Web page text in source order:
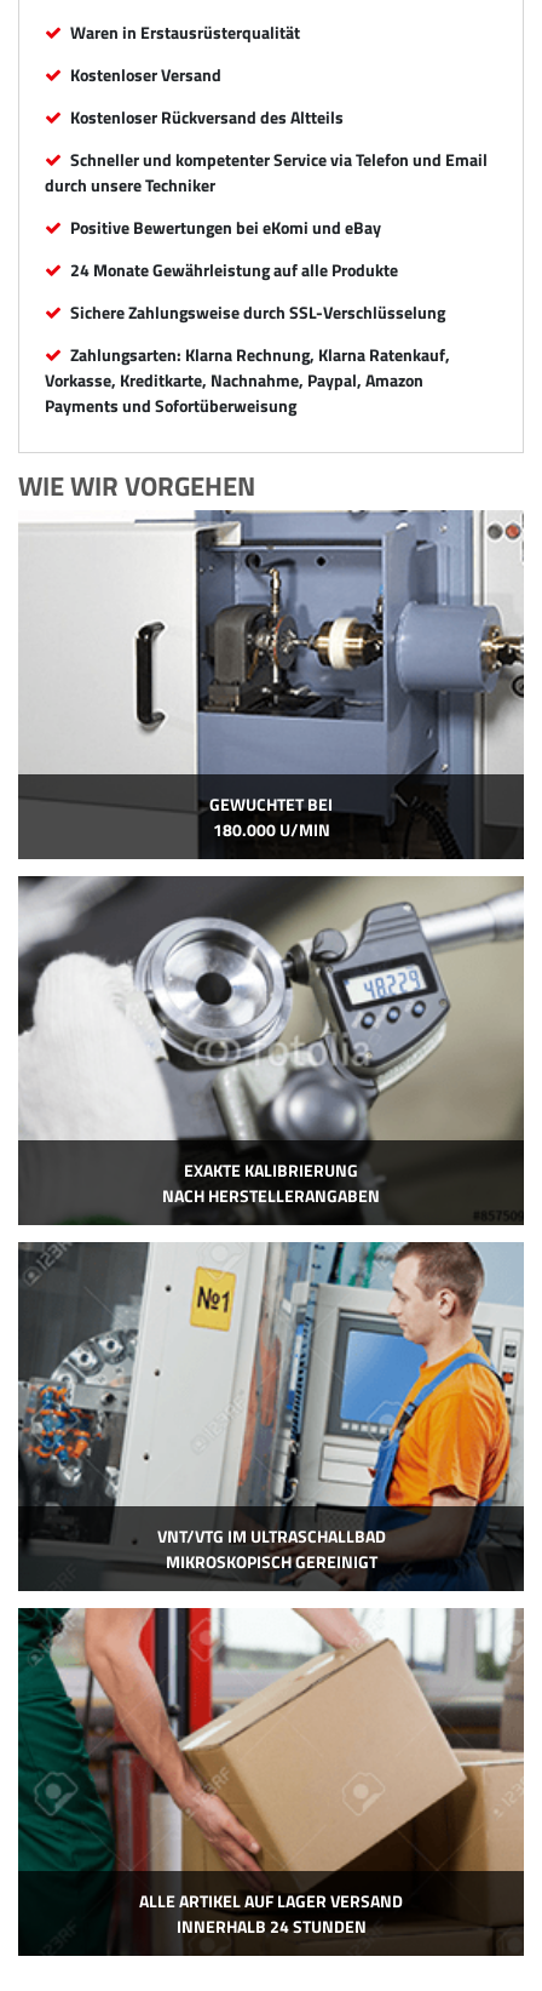
Waren in Erstausrüsterqualität
Kostenloser Versand
Kostenloser Rückversand des Altteils
Schneller und kompetenter Service via Telefon und Email
durch unsere Techniker
Positive Bewertungen bei eKomi und eBay
24 Monate Gewährleistung auf alle Produkte
Sichere Zahlungsweise durch SSL-Verschlüsselung
Zahlungsarten: Klarna Rechnung, Klarna Ratenkauf,
Vorkasse, Kreditkarte, Nachnahme, Paypal, Amazon
Payments und Sofortüberweisung
WIE WIR VORGEHEN
GEWUCHTET BEI
180.000 U/MIN
EXAKTE KALIBRIERUNG
NACH HERSTELLERANGABEN
VNT/VTG IM ULTRASCHALLBAD
MIKROSKOPISCH GEREINIGT
ALLE ARTIKEL AUF LAGER VERSAND
INNERHALB 24 STUNDEN